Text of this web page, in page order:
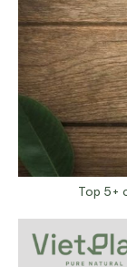
Top 5+